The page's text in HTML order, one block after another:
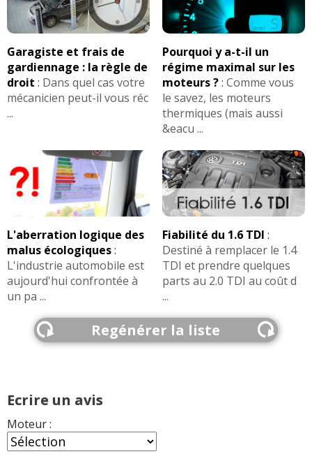
Garagiste et frais de
gardiennage : la règle de
droit : Dans quel cas votre
mécanicien peut-il vous réc
...
Pourquoi y a-t-il un
régime maximal sur les
moteurs ?: Comme vous
le savez, les moteurs
thermiques (mais aussi
&eacu ...
L'aberration logique des
malus écologiques:
L'industrie automobile est
aujourd'hui confrontée à
un pa ...
Fiabilité du 1.6 TDI :
Destiné à remplacer le 1.4
TDI et prendre quelques
parts au 2.0 TDI au coût d
...
Regénérer la liste
Ecrire un avis
Moteur :